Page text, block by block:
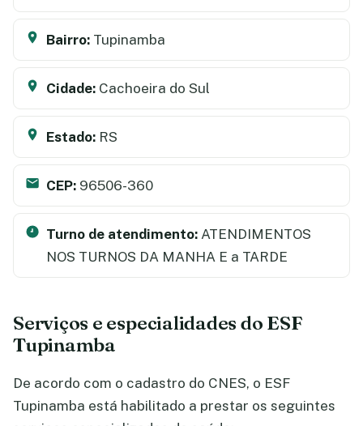
Bairro: Tupinamba
Cidade: Cachoeira do Sul
Estado: RS
CEP: 96506-360
Turno de atendimento: ATENDIMENTOS
NOS TURNOS DA MANHA E a TARDE
Serviços e especialidades do ESF
Tupinamba
De acordo com o cadastro do CNES, o ESF
Tupinamba está habilitado a prestar os seguintes